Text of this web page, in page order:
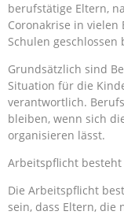
berufstätige Eltern,
Coronakrise in
Schulen geschlossen
Grundsätzlich sind
Situation für die
verantwortlich.
bleiben, wenn sich
organisieren lässt.
Arbeitspflicht
Die Arbeitspflicht
sein, dass Eltern, die